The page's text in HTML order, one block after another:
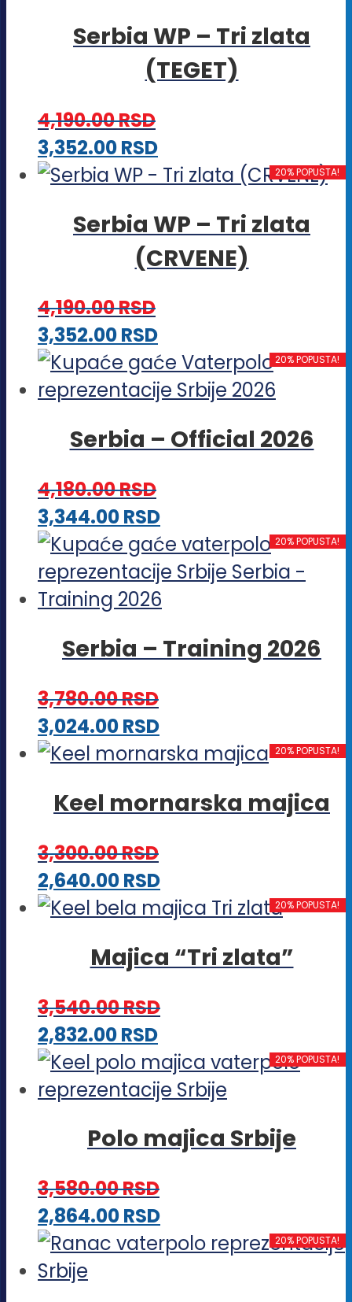
Serbia WP – Tri zlata
(TEGET)
4,190.00RSD
3,352.00RSDOvaj
proizvod
više
varijanti.
biti
izabrane
na
stranici
proizvoda.
20% POPUSTA!
Serbia WP – Tri zlata
(CRVENE)
4,190.00RSD
3,352.00RSDOvaj
proizvod
ima
varijanti.
biti
izabrane
na
stranici
proizvoda.
20% POPUSTA!
Serbia – Official 2026
4,180.00RSD
3,344.00RSDOvaj
proizvod
ima
više
Opcije
na
stranici
proizvoda.
20% POPUSTA!
Serbia – Training 2026
3,780.00RSD
3,024.00RSDOvaj
proizvod
više
mogu
biti
izabrane
na
stranici
20% POPUSTA!
Keel mornarska majica
3,300.00RSD
2,640.00RSDOvaj
proizvod
više
Opcije
biti
izabrane
na
stranici
20% POPUSTA!
Majica “Tri zlata”
3,540.00RSD
2,832.00RSDOvaj
proizvod
ima
varijanti.
mogu
biti
izabrane
20% POPUSTA!
Polo majica Srbije
3,580.00RSD
2,864.00RSDOvaj
proizvod
20% POPUSTA!